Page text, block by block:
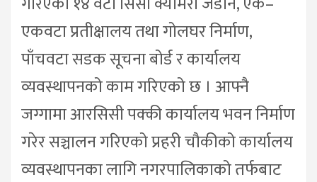
एकवटा प्रतीक्षालय तथा गोलघर निर्माण,
पाँचवटा सडक सूचना बोर्ड र कार्यालय
व्यवस्थापनको काम गरिएको छ । आफ्नै
जग्गामा आरसिसी पक्की कार्यालय भवन निर्माण
गरेर सञ्चालन गरिएको प्रहरी चौकीको कार्यालय
व्यवस्थापनका लागि नगरपालिकाको तर्फबाट